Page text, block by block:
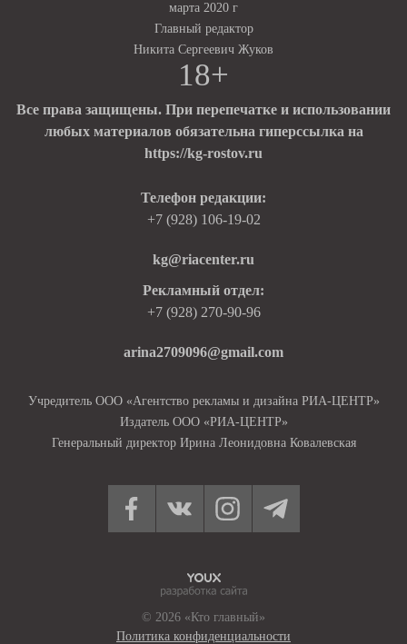
марта 2020 г
Главный редактор
Никита Сергеевич Жуков
18+
Все права защищены. При перепечатке и использовании
любых материалов обязательна гиперссылка на
https://kg-rostov.ru
Телефон редакции:
+7 (928) 106-19-02
kg@riacenter.ru
Рекламный отдел:
+7 (928) 270-90-96
arina2709096@gmail.com
Учредитель ООО «Агентство рекламы и дизайна РИА-ЦЕНТР»
Издатель ООО «РИА-ЦЕНТР»
Генеральный директор Ирина Леонидовна Ковалевская
© 2026 «Кто главный»
Политика конфиденциальности